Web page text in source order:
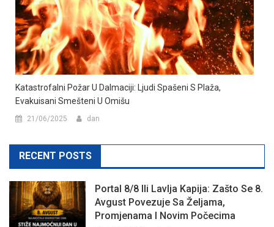
Katastrofalni Požar U Dalmaciji: Ljudi Spašeni S Plaža,
Evakuisani Smešteni U Omišu
21/06/2025 dan
RECENT POSTS
Portal 8/8 Ili Lavlja Kapija: Zašto Se 8.
Avgust Povezuje Sa Željama,
Promjenama I Novim Počecima